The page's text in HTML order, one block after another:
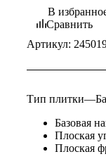
В
Сравнить
Артикул:
Тип плитки—
Базовая
Плоская
Плоская